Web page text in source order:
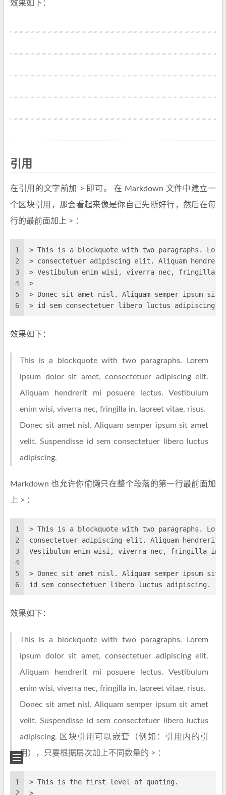
效果如下：
引用
在引用的文字前加 > 即可。 在 Markdown 文件中建立一
个区块引用，那会看起来像是你自己先断好行，然后在每
行的最前面加上 > ：
1
2
3
4
5
6
> This is a blockquote with two paragraphs.
> consectetuer adipiscing elit. Aliquam
> Vestibulum enim wisi, viverra nec, fringilla
>
> Donec sit amet nisl. Aliquam semper ipsum sit
> id sem consectetuer libero luctus adipiscing.
效果如下：
This is a blockquote with two paragraphs. Lorem
ipsum dolor sit amet, consectetuer adipiscing elit.
Aliquam hendrerit mi posuere lectus. Vestibulum
enim wisi, viverra nec, fringilla in, laoreet vitae, risus.
Donec sit amet nisl. Aliquam semper ipsum sit amet
velit. Suspendisse id sem consectetuer libero luctus
adipiscing.
Markdown 也允许你偷懒只在整个段落的第一行最前面加
上 > ：
1
2
3
4
5
6
> This is a blockquote with two paragraphs.
consectetuer adipiscing elit. Aliquam hendrerit
Vestibulum enim wisi, viverra nec, fringilla
> Donec sit amet nisl. Aliquam semper ipsum sit
id sem consectetuer libero luctus adipiscing.
效果如下：
This is a blockquote with two paragraphs. Lorem
ipsum dolor sit amet, consectetuer adipiscing elit.
Aliquam hendrerit mi posuere lectus. Vestibulum
enim wisi, viverra nec, fringilla in, laoreet vitae, risus.
Donec sit amet nisl. Aliquam semper ipsum sit amet
velit. Suspendisse id sem consectetuer libero luctus
adipiscing. 区块引用可以嵌套（例如：引用内的引
用），只要根据层次加上不同数量的 > ：
1
2
> This is the first level of quoting.
>